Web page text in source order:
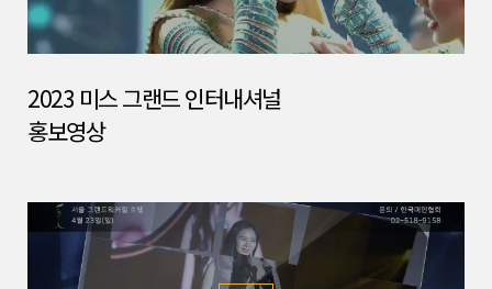
2023 미스 그랜드 인터내셔널
홍보영상